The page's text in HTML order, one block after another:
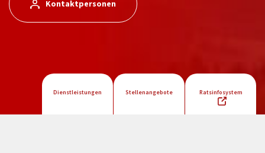
Kontaktpersonen
Dienstleistungen Stellenangebote Ratsinfosystem